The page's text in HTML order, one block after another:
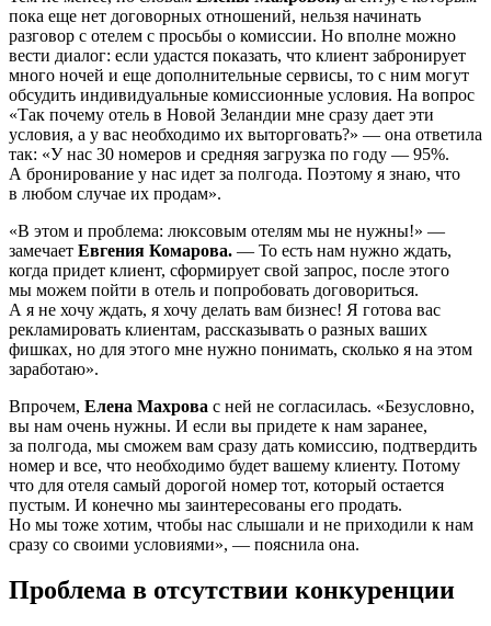
пока еще нет договорных отношений, нельзя начинать
разговор с отелем с просьбы о комиссии. Но вполне можно
вести диалог: если удастся показать, что клиент забронирует
много ночей и еще дополнительные сервисы, то с ним могут
обсудить индивидуальные комиссионные условия. На вопрос
«Так почему отель в Новой Зеландии мне сразу дает эти
условия, а у вас необходимо их выторговать?» — она ответила
так: «У нас 30 номеров и средняя загрузка по году — 95%.
А бронирование у нас идет за полгода. Поэтому я знаю, что
в любом случае их продам».
«В этом и проблема: люксовым отелям мы не нужны!» —
замечает Евгения Комарова. — То есть нам нужно ждать,
когда придет клиент, сформирует свой запрос, после этого
мы можем пойти в отель и попробовать договориться.
А я не хочу ждать, я хочу делать вам бизнес! Я готова вас
рекламировать клиентам, рассказывать о разных ваших
фишках, но для этого мне нужно понимать, сколько я на этом
заработаю».
Впрочем, Елена Махрова с ней не согласилась. «Безусловно,
вы нам очень нужны. И если вы придете к нам заранее,
за полгода, мы сможем вам сразу дать комиссию, подтвердить
номер и все, что необходимо будет вашему клиенту. Потому
что для отеля самый дорогой номер тот, который остается
пустым. И конечно мы заинтересованы его продать.
Но мы тоже хотим, чтобы нас слышали и не приходили к нам
сразу со своими условиями», — пояснила она.
Проблема в отсутствии конкуренции